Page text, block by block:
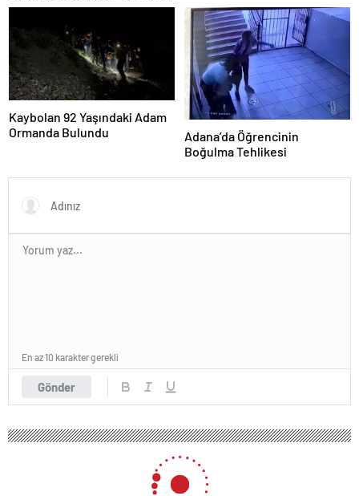
Kaybolan 92 Yaşındaki Adam
Ormanda Bulundu
Adana’da Öğrencinin
Boğulma Tehlikesi
Gönder
En az 10 karakter gerekli